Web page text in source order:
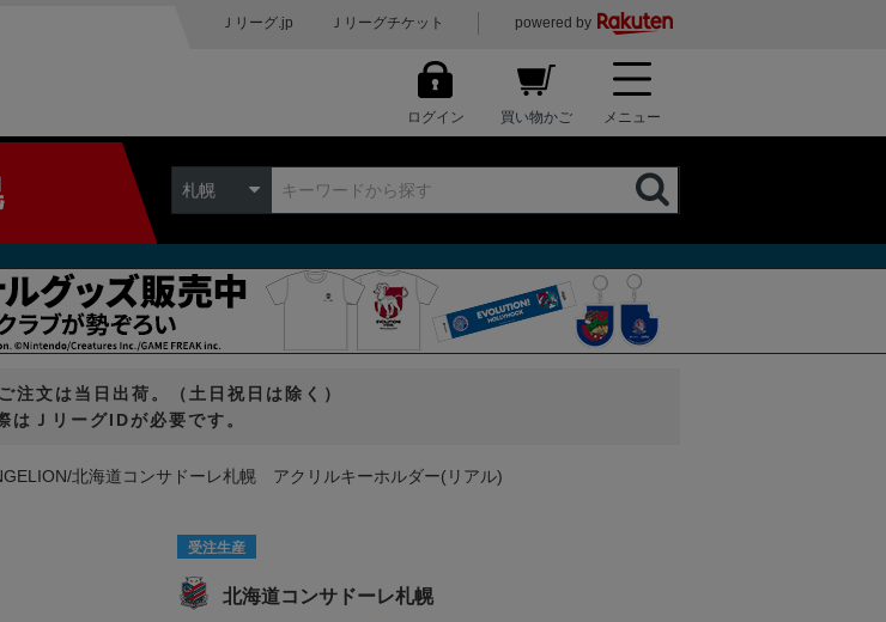
Ｊリーグ.jp Ｊリーグチケット powered by
ログイン 買い物かご メニュー
札幌
注文は当日出荷。（土日祝日は除く）
はＪリーグIDが必要です。
北海道コンサドーレ札幌 アクリルキーホルダー(リアル)
受注生産
北海道コンサドーレ札幌